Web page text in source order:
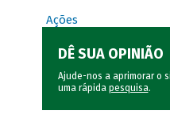
Ações
DÊ SUA OPINIÃO
Ajude-nos a aprimorar o
uma rápida pesquisa.